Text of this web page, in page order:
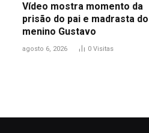
Vídeo mostra momento da
prisão do pai e madrasta do
menino Gustavo
agosto 6, 2026 0 Visitas